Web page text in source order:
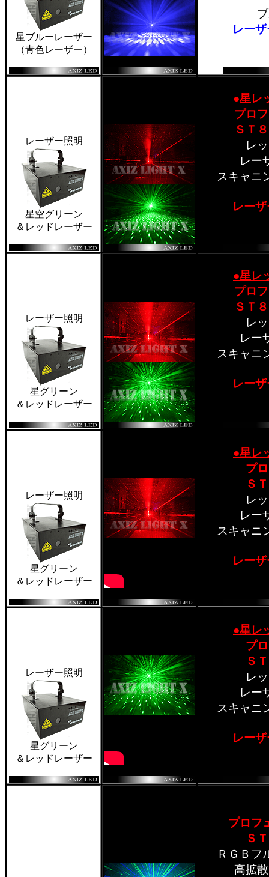
星ブルーレーザー
（青色レーザー）
レー
レーザー照明
星空グリーン
＆レッドレーザー
●星レ
プロ
ＳＴ
レ
レー
スキャニ
レー
レーザー照明
星グリーン
＆レッドレーザー
●星レ
プロ
ＳＴ
レ
レー
スキャニ
レー
レーザー照明
星グリーン
＆レッドレーザー
●星レ
プ
Ｓ
レ
レー
スキャニ
レー
レーザー照明
星グリーン
＆レッドレーザー
●星レ
プ
Ｓ
レ
レー
スキャニ
レー
プロフ
Ｓ
ＲＧＢフ
高拡